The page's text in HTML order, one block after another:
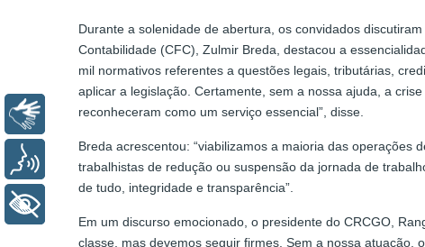
Durante a solenidade de abertura, os convidados
Contabilidade (CFC), Zulmir Breda, destacou a
mil normativos referentes a questões legais, tributárias,
aplicar a legislação. Certamente, sem a nossa ajuda, a
reconheceram como um serviço essencial”, disse.
Breda acrescentou: “viabilizamos a maioria das
trabalhistas de redução ou suspensão da jornada de
de tudo, integridade e transparência”.
Em um discurso emocionado, o presidente do CRCGO,
classe, mas devemos seguir firmes. Sem a nossa
Libras